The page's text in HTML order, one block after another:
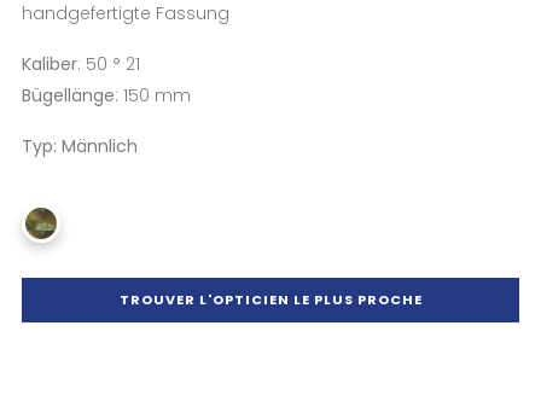
handgefertigte Fassung
Kaliber: 50 ° 21
Bügellänge: 150 mm
Typ: Männlich
TROUVER L'OPTICIEN LE PLUS PROCHE